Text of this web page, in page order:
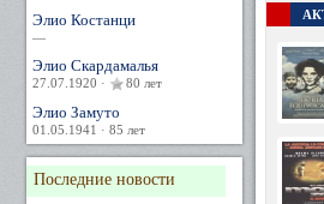
Элио Костанци
—
Элио Скардамалья
27.07.1920 · 80 лет
Элио Замуто
01.05.1941 · 85 лет
Последние новости